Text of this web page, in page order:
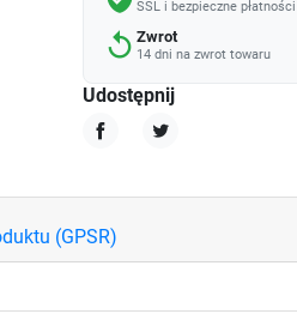
SSL i bezpieczne płatności
replay Zwrot
14 dni na zwrot towaru
Udostępnij
(GPSR)